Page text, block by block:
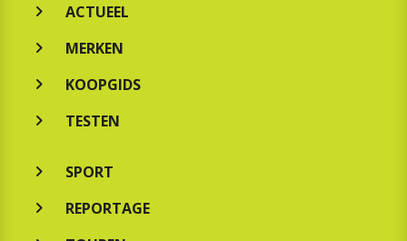
ACTUEEL
MERKEN
KOOPGIDS
TESTEN
SPORT
REPORTAGE